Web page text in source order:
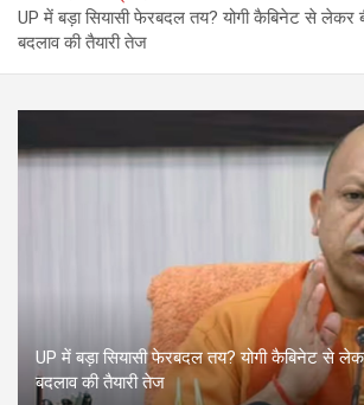
UP में बड़ा सियासी फेरबदल तय? योगी कैबिनेट से लेकर
बदलाव की तैयारी तेज
UP में बड़ा सियासी फेरबदल तय? योगी कैबिनेट से
बदलाव की तैयारी तेज